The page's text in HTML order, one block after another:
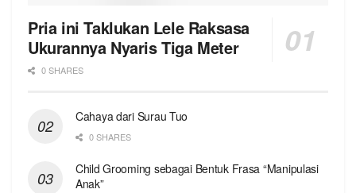
Pria ini Taklukan Lele Raksasa
Ukurannya Nyaris Tiga Meter
0 SHARES
Cahaya dari Surau Tuo
0 SHARES
Child Grooming sebagai Bentuk Frasa “Manipulasi
Anak”